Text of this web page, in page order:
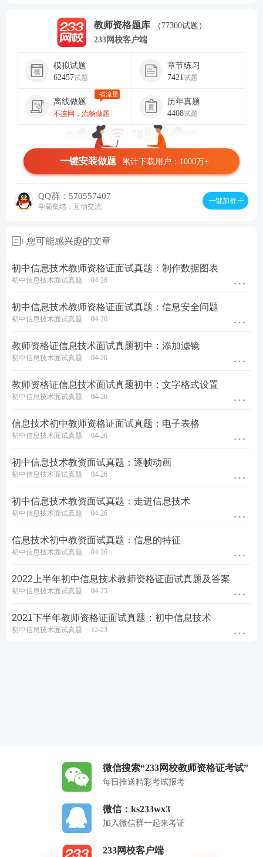
教师资格题库
（77300试题）
233网校客户端
模拟试题
62457试题
章节练习
7421试题
离线做题
不连网，流畅做题
省流量
历年真题
4408试题
一键安装做题 累计下载用户：1000万+
QQ群：570557407
学霸集结，互动交流
一键加群
您可能感兴趣的文章
初中信息技术教师资格证面试真题：制作数据图表
初中信息技术面试真题 04-26
初中信息技术教师资格证面试真题：信息安全问题
初中信息技术面试真题 04-26
教师资格证信息技术面试真题初中：添加滤镜
初中信息技术面试真题 04-26
教师资格证信息技术面试真题初中：文字格式设置
初中信息技术面试真题 04-26
信息技术初中教师资格证面试真题：电子表格
初中信息技术面试真题 04-26
初中信息技术教资面试真题：逐帧动画
初中信息技术面试真题 04-26
初中信息技术教资面试真题：走进信息技术
初中信息技术面试真题 04-26
信息技术初中教资面试真题：信息的特征
初中信息技术面试真题 04-26
2022上半年初中信息技术教师资格证面试真题及答案
初中信息技术面试真题 04-25
2021下半年教师资格证面试真题：初中信息技术
初中信息技术面试真题 12-23
微信搜索“233网校教师资格证考试”
每日推送精彩考试报考
微信：ks233wx3
加入微信群一起来考证
233网校客户端